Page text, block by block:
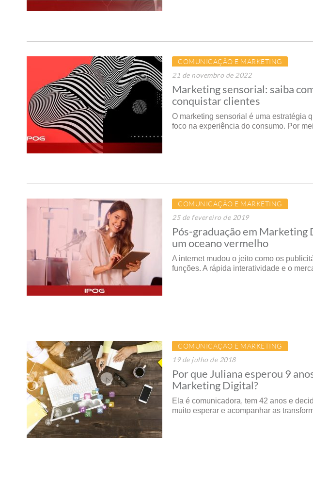
COMUNICAÇÃO E MARKETING
21 de novembro de 2022
Marketing sensorial: saiba
conquistar clientes
O marketing sensorial é uma estratégia
foco na experiência do consumo. Por
COMUNICAÇÃO E MARKETING
25 de fevereiro de 2019
Pós-graduação em
um oceano vermelho
A internet mudou o jeito como os
funções. A rápida interatividade e o
COMUNICAÇÃO E MARKETING
19 de julho de 2018
Por que Juliana esperou 9
Marketing Digital?
Ela é comunicadora, tem 42 anos e
muito esperar e acompanhar as